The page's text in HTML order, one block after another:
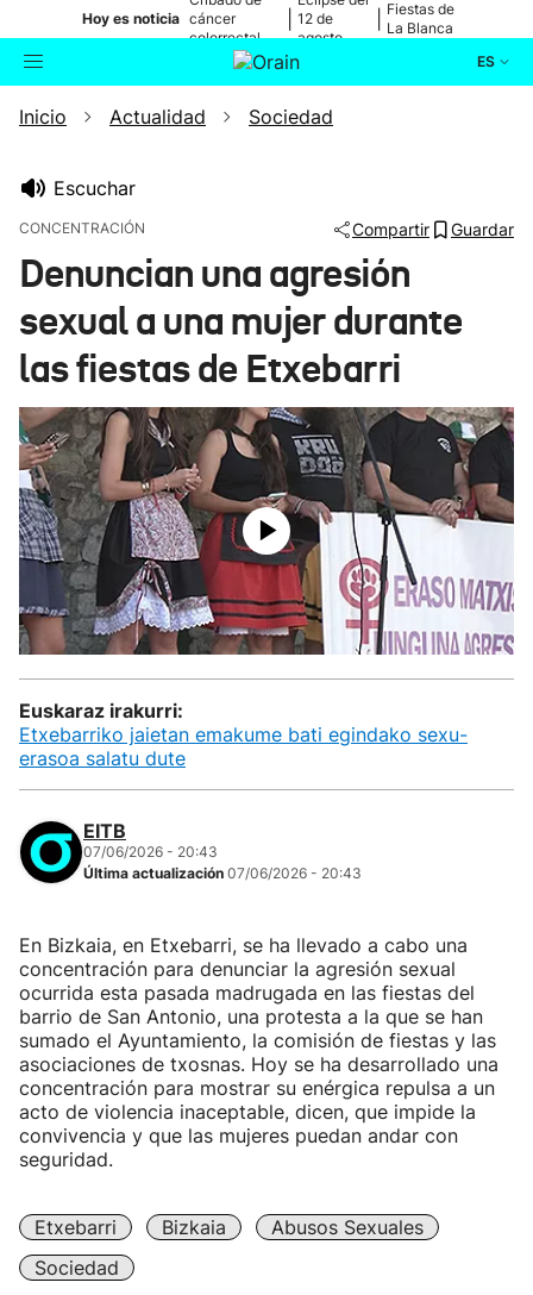
Hoy es noticia cáncer
colorrectal
12 de
agosto
Fiestas de
La Blanca
ES
Buscador Actualidad
Ikusmiran
Eguraldia
Inicio Actualidad Sociedad
Escuchar
CONCENTRACIÓN Compartir Guardar
Denuncian una agresión
sexual a una mujer durante
las fiestas de Etxebarri
Euskaraz irakurri:
Etxebarriko jaietan emakume bati egindako sexu-
erasoa salatu dute
EITB
07/06/2026 - 20:43
Última actualización 07/06/2026 - 20:43
En Bizkaia, en Etxebarri, se ha llevado a cabo una
concentración para denunciar la agresión sexual
ocurrida esta pasada madrugada en las fiestas del
barrio de San Antonio, una protesta a la que se han
sumado el Ayuntamiento, la comisión de fiestas y las
asociaciones de txosnas. Hoy se ha desarrollado una
concentración para mostrar su enérgica repulsa a un
acto de violencia inaceptable, dicen, que impide la
convivencia y que las mujeres puedan andar con
seguridad.
Etxebarri Bizkaia
Abusos Sexuales
Sociedad